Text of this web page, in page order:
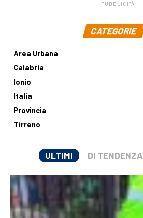
PUBBLICITÀ
CATEGORIE
Area Urbana
Calabria
Ionio
Italia
Provincia
Tirreno
ULTIMI DI TENDENZA